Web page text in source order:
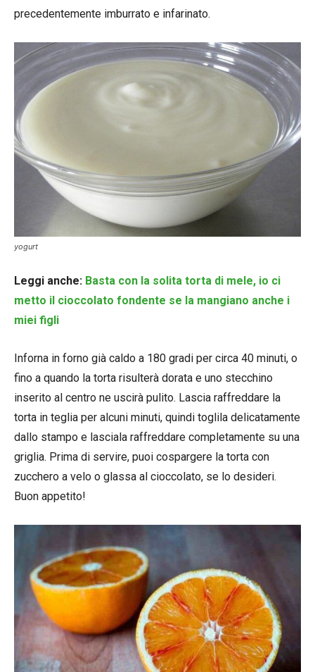
precedentemente imburrato e infarinato.
yogurt
Leggi anche: Basta con la solita torta di mele, io ci
metto il cioccolato fondente se la mangiano anche i
miei figli
Inforna in forno già caldo a 180 gradi per circa 40 minuti, o
fino a quando la torta risulterà dorata e uno stecchino
inserito al centro ne uscirà pulito. Lascia raffreddare la
torta in teglia per alcuni minuti, quindi toglila delicatamente
dallo stampo e lasciala raffreddare completamente su una
griglia. Prima di servire, puoi cospargere la torta con
zucchero a velo o glassa al cioccolato, se lo desideri.
Buon appetito!